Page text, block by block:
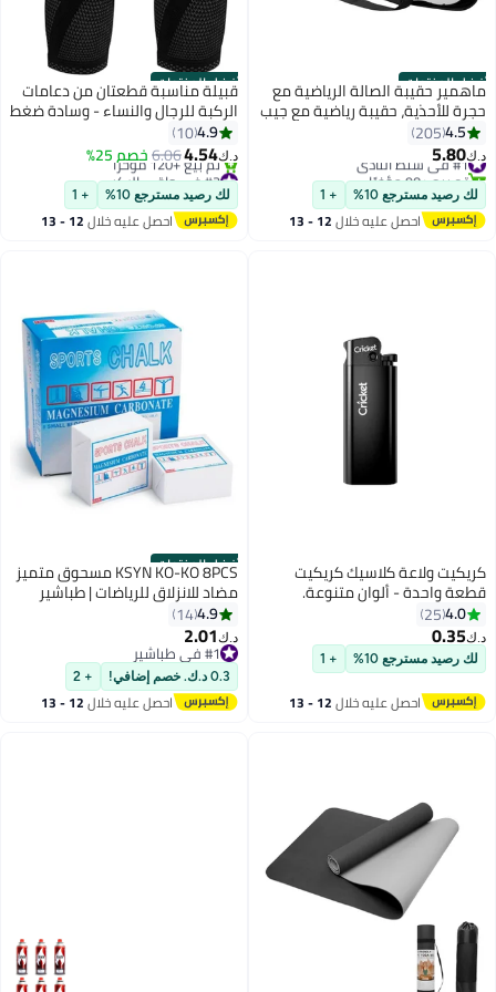
أفضل المنتجات
ماهمير حقيبة الصالة الرياضية مع
حجرة للأحذية، حقيبة رياضية مع جيب
مقاوم للماء للمناشف الرطبة،
حقيبة سفر من القماش الخشن
للرجال والنساء من MahMir, أسود
4.5
205
د.ك‏5.80
#1 في شنط النادي
تم بيع +90 مؤخرًا
#1 في شنط النادي
لك رصيد مسترجع 10% + 1
احصل عليه خلال 12 - 13
أفضل المنتجات
قبيلة مناسبة قطعتان من دعامات
الركبة للرجال والنساء - وسادة ضغط
قابلة للتعديل للركبة مع حزامين
لدعم الرضفة، وتخفيف آلام المفاصل،
وحماية الأربطة - دعامة ركبة من
النيوبرين قابلة للتهوية للجري، وكرة
السلة، والتمارين الرياضية، وركوب
الدراجات، والاستخدام اليومي
4.9
10
د.ك‏4.54
6.06خصم 25%
#2 في واقي الركب
بتخلّص بسرعة
تم بيع +120 مؤخرًا
#2 في واقي الركب
لك رصيد مسترجع 10% + 1
احصل عليه خلال 12 - 13
كريكيت ولاعة كلاسيك كريكيت
قطعة واحدة - ألوان متنوعة.
4.0
25
د.ك‏0.35
لك رصيد مسترجع 10% + 1
احصل عليه خلال 12 - 13
أفضل المنتجات KSYN KO-KO 8PCS مسحوق متميز
مضاد للانزلاق للرياضات | طباشير
رياضي لرفع الأثقال والتسلق
4.9
14
د.ك‏2.01
#1 في طباشير
#1 في طباشير0.3 د.ك. خصم إضافي! + 2
احصل عليه خلال 12 - 13